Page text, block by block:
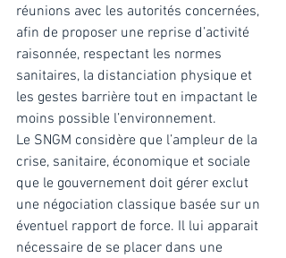
réunions avec les autorités concernées,
afin de proposer une reprise d’activité
raisonnée, respectant les normes
sanitaires, la distanciation physique et
les gestes barrière tout en impactant le
moins possible l’environnement.
Le SNGM considère que l’ampleur de la
crise, sanitaire, économique et sociale
que le gouvernement doit gérer exclut
une négociation classique basée sur un
éventuel rapport de force. Il lui apparait
nécessaire de se placer dans une